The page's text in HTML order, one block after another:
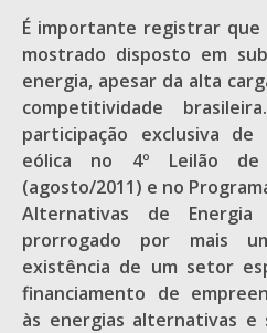
É importante registrar
mostrado disposto em
energia, apesar da alta
competitividade
participação exclusiva
eólica no 4º Leilão de
(agosto/2011) e no
Alternativas de Energia
prorrogado por mais
existência de um setor
financiamento de
às energias alternativas